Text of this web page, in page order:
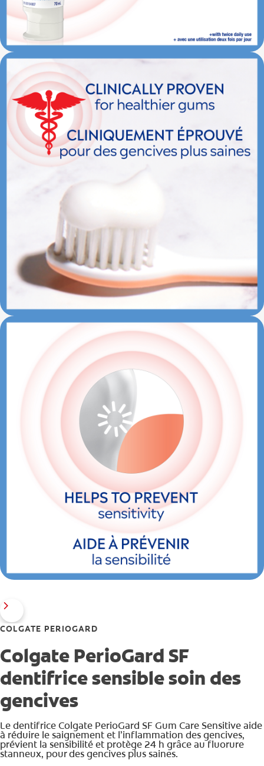
COLGATE PERIOGARD
Colgate PerioGard SF
dentifrice sensible soin des
gencives
Le dentifrice Colgate PerioGard SF Gum Care Sensitive aide
à réduire le saignement et l’inflammation des gencives,
prévient la sensibilité et protège 24 h grâce au fluorure
stanneux, pour des gencives plus saines.